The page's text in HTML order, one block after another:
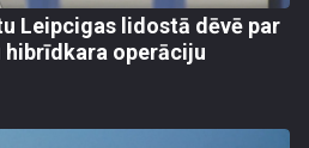
Leipcigas lidostā dēvē par
operāciju